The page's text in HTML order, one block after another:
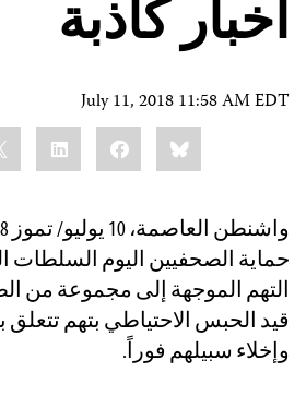
أخبار كاذبة
July 11, 2018 11:58 AM EDT
Bluesky
Facebook
حماية الصحفيين اليوم السلطات
التهم الموجهة إلى مجموعة من
قيد الحبس الاحتياطي بتهم تتعلق
وإخلاء سبيلهم فوراً.